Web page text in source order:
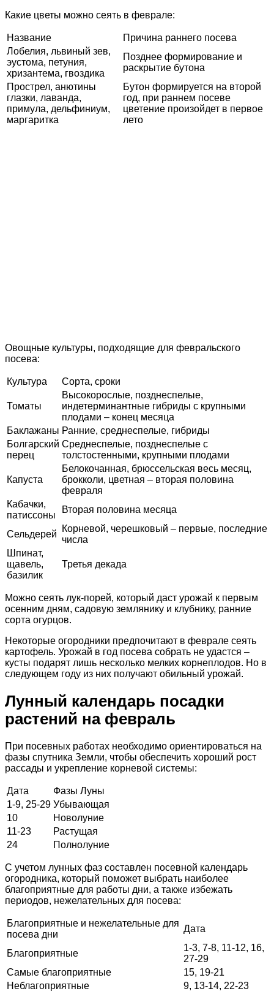
Какие цветы можно сеять в феврале:
Название
Причина раннего посева
Лобелия, львиный зев,
эустома, петуния,
хризантема, гвоздика
Позднее формирование и
раскрытие бутона
Прострел, анютины
глазки, лаванда,
примула, дельфиниум,
маргаритка
Бутон формируется на второй
год, при раннем посеве
цветение произойдет в первое
лето
Овощные культуры, подходящие для февральского
посева:
Культура Сорта, сроки
Томаты
Высокорослые, позднеспелые,
индетерминантные гибриды с крупными
плодами – конец месяца
Баклажаны Ранние, среднеспелые, гибриды
Болгарский
перец
Среднеспелые, позднеспелые с
толстостенными, крупными плодами
Капуста
Белокочанная, брюссельская весь месяц,
брокколи, цветная – вторая половина
февраля
Кабачки,
патиссоны
Вторая половина месяца
Сельдерей
Корневой, черешковый – первые, последние
числа
Шпинат,
щавель,
базилик
Третья декада
Можно сеять лук-порей, который даст урожай к первым
осенним дням, садовую землянику и клубнику, ранние
сорта огурцов.
Некоторые огородники предпочитают в феврале сеять
картофель. Урожай в год посева собрать не удастся –
кусты подарят лишь несколько мелких корнеплодов. Но в
следующем году из них получают обильный урожай.
Лунный календарь посадки
растений на февраль
При посевных работах необходимо ориентироваться на
фазы спутника Земли, чтобы обеспечить хороший рост
рассады и укрепление корневой системы:
Дата
Фазы Луны
1-9, 25-29 Убывающая
10
Новолуние
11-23
Растущая
24
Полнолуние
С учетом лунных фаз составлен посевной календарь
огородника, который поможет выбрать наиболее
благоприятные для работы дни, а также избежать
периодов, нежелательных для посева:
Благоприятные и нежелательные для
посева дни
Дата
Благоприятные
1-3, 7-8, 11-12, 16,
27-29
Самые благоприятные
15, 19-21
Неблагоприятные
9, 13-14, 22-23